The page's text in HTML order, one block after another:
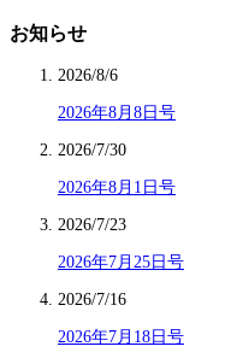
お知らせ
2026/8/6
2026年8月8日号
2026/7/30
2026年8月1日号
2026/7/23
2026年7月25日号
2026/7/16
2026年7月18日号